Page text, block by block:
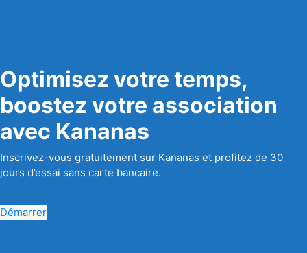
Optimisez votre temps,
boostez votre association
avec Kananas
Inscrivez-vous gratuitement sur Kananas et profitez de 30
jours d’essai sans carte bancaire.
Démarrer